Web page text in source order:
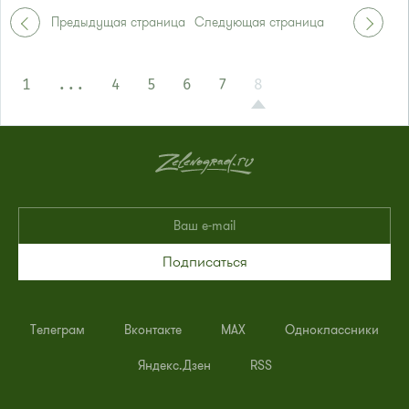
Маршрутка № 127, 390, 476
Предыдущая страница Следующая страница
1 ... 4 5 6 7 8
Подписаться
Телеграм Вконтакте MAX Одноклассники
Яндекс.Дзен RSS